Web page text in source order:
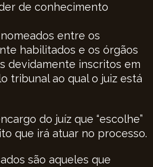
de conhecimento
entre os
habilitados e os órgãos
devidamente inscritos em
tribunal ao qual o juiz está
do juíz que “escolhe”
que irá atuar no processo.
são aqueles que